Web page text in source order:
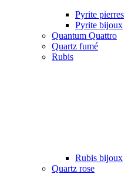
Pyrite pierres
Pyrite bijoux
Quantum Quattro
Quartz fumé
Rubis
Rubis bijoux
Quartz rose